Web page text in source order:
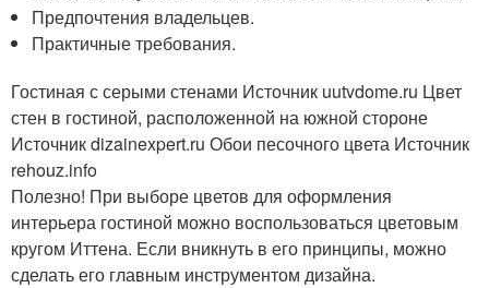
Предпочтения владельцев.
Практичные требования.
Гостиная с серыми стенами Источник uutvdome.ru Цвет
стен в гостиной, расположенной на южной стороне
Источник dizainexpert.ru Обои песочного цвета Источник
rehouz.info
Полезно! При выборе цветов для оформления
интерьера гостиной можно воспользоваться цветовым
кругом Иттена. Если вникнуть в его принципы, можно
сделать его главным инструментом дизайна.